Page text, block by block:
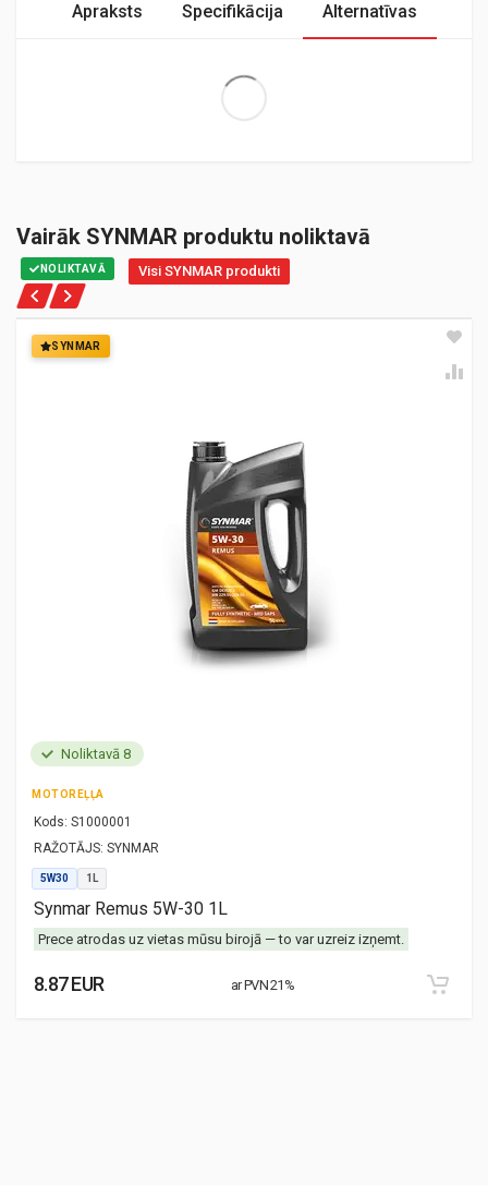
Apraksts Specifikācija Alternatīvas
Vairāk SYNMAR produktu noliktavā
NOLIKTAVĀ Visi SYNMAR produkti
SYNMAR
Noliktavā 8
MOTOREĻĻA
Kods: S1000001
RAŽOTĀJS: SYNMAR
5W30 1L
Synmar Remus 5W-30 1L
Prece atrodas uz vietas mūsu birojā — to var uzreiz izņemt.
8.87 EUR ar PVN 21%